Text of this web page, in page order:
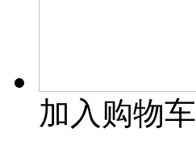
加入购物车